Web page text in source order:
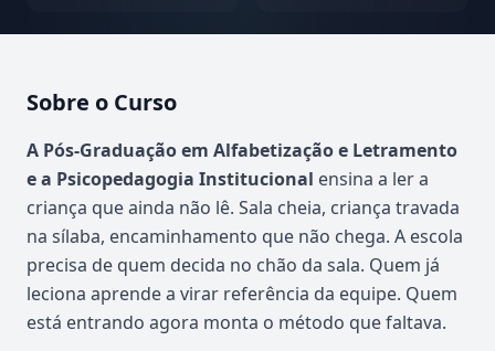
Sobre o Curso
Atualizado em abril de 2026
A Pós-Graduação em Alfabetização e Letramento
e a Psicopedagogia Institucional ensina a ler a
criança que ainda não lê. Sala cheia, criança travada
na sílaba, encaminhamento que não chega. A escola
precisa de quem decida no chão da sala. Quem já
leciona aprende a virar referência da equipe. Quem
está entrando agora monta o método que faltava.